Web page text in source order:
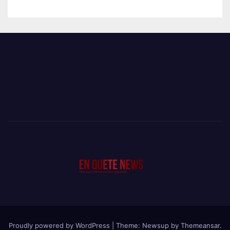
Proudly powered by WordPress Theme: Newsup by Themeansar.